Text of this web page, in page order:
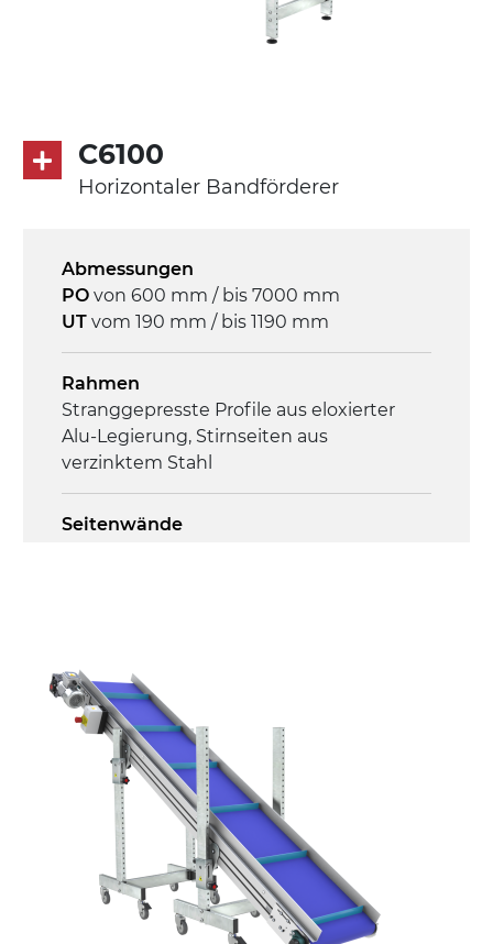
230/400Vac-50Hz-3Ph
Steuerung
On/Off, E-Stopp, Motor-
Überlastungsschutz
C6100
Horizontaler Bandförderer
Abmessungen
PO von 600 mm / bis 7000 mm
UT vom 190 mm / bis 1190 mm
Rahmen
Stranggepresste Profile aus eloxierter
Alu-Legierung, Stirnseiten aus
verzinktem Stahl
Seitenwände
ausziehbare Elemente aus
druckgegossener Alu-Legierung, Beine
aus verzinktem Metallrohr, Stellfüße
PU Oberfläche in Mattblau
Antrieb
direkt, Zug (linke Seite), 3-phasiger
Asynchronmotor für Mehrfachspannung